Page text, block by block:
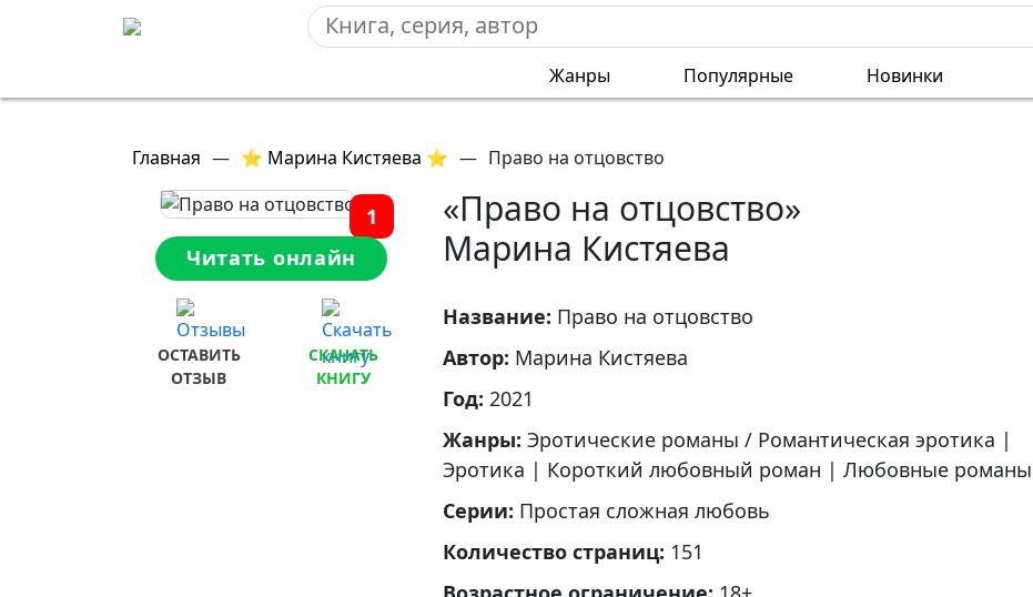
Жанры Популярные Новинки
Главная — ⭐ Марина Кистяева ⭐ — Право на отцовство
1
Читать онлайн
ОСТАВИТЬ
ОТЗЫВ
СКАЧАТЬ
КНИГУ
«Право на отцовство»
Марина Кистяева
Название: Право на отцовство
Автор: Марина Кистяева
Год: 2021
Жанры: Эротические романы / Романтическая эротика |
Эротика | Короткий любовный роман | Любовные романы
Серии: Простая сложная любовь
Количество страниц: 151